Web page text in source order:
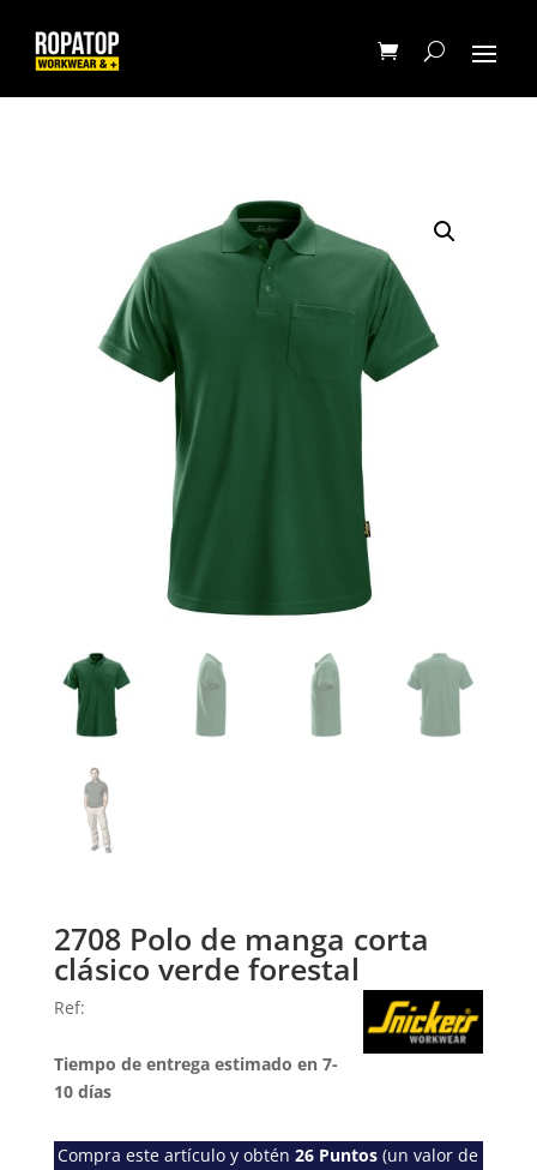
2708 Polo de manga corta
clásico verde forestal
Ref:
Tiempo de entrega estimado en 7-
10 días
Compra este artículo y obtén26 Puntos (un valor de